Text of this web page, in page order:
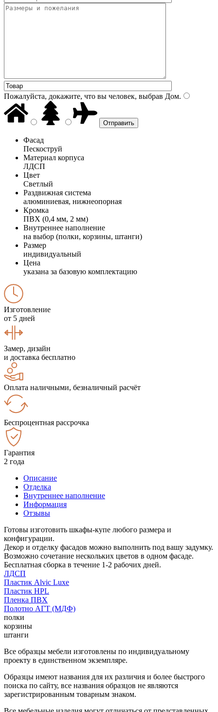
Пожалуйста, докажите, что вы человек, выбрав Дом.
Фасад
Пескоструй
Материал корпуса
ЛДСП
Цвет
Светлый
Раздвижная система
алюминиевая, нижнеопорная
Кромка
ПВХ (0,4 мм, 2 мм)
Внутреннее наполнение
на выбор (полки, корзины, штанги)
Размер
индивидуальный
Цена
указана за базовую комплектацию
Изготовление
от 5 дней
Замер, дизайн
и доставка бесплатно
Оплата наличными, безналичный расчёт
Беспроцентная рассрочка
Гарантия
2 года
Описание
Отделка
Внутреннее наполнение
Информация
Отзывы
Готовы изготовить шкафы-купе любого размера и
конфигурации.
Декор и отделку фасадов можно выполнить под вашу задумку.
Возможно сочетание нескольких цветов в одном фасаде.
Бесплатная сборка в течение 1-2 рабочих дней.
ЛДСП
Пластик Alvic Luxe
Пластик HPL
Пленка ПВХ
Полотно АГТ (МДФ)
полки
корзины
штанги
Все образцы мебели изготовлены по индивидуальному
проекту в единственном экземпляре.
Образцы имеют названия для их различия и более быстрого
поиска по сайту, все названия образцов не являются
зарегистрированным товарным знаком.